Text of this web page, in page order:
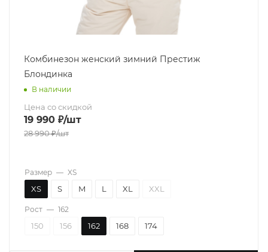
Комбинезон женский зимний Престиж
Блондинка
В наличии
Цена со скидкой
19 990 ₽/шт
28 990₽/шт
Размер — XS
XS S M L XL XXL
Рост — 162
150 156 162 168 174